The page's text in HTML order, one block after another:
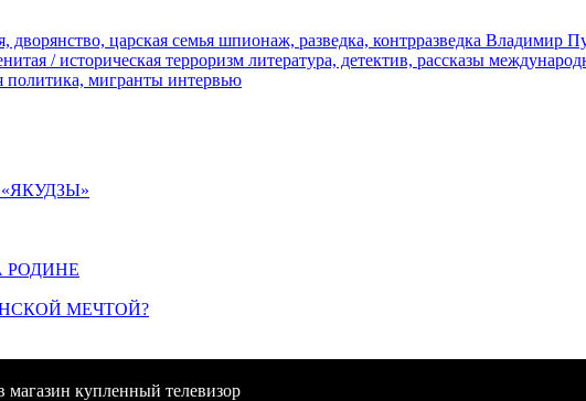
дворянство, царская семья шпионаж, разведка, контрразведка Владимир
/ историческая терроризм литература, детектив, рассказы
политика, мигранты интервью
РОДИНЕ
МЕЧТОЙ?
купленный телевизор